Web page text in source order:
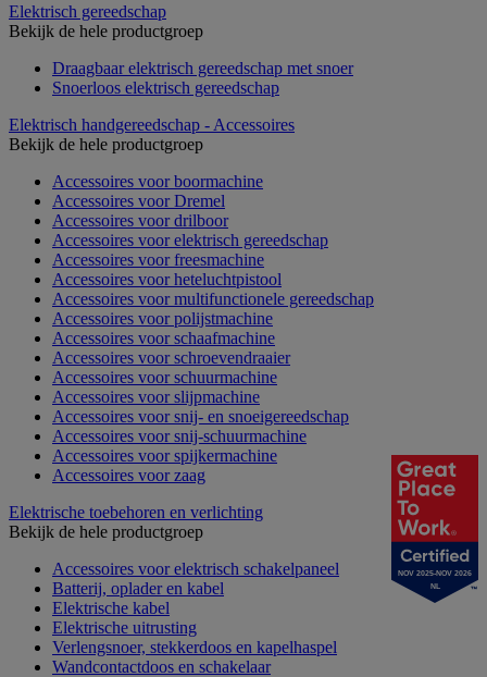
Elektrisch gereedschap
Bekijk de hele productgroep
Draagbaar elektrisch gereedschap met snoer
Snoerloos elektrisch gereedschap
Elektrisch handgereedschap - Accessoires
Bekijk de hele productgroep
Accessoires voor boormachine
Accessoires voor Dremel
Accessoires voor drilboor
Accessoires voor elektrisch gereedschap
Accessoires voor freesmachine
Accessoires voor heteluchtpistool
Accessoires voor multifunctionele gereedschap
Accessoires voor polijstmachine
Accessoires voor schaafmachine
Accessoires voor schroevendraaier
Accessoires voor schuurmachine
Accessoires voor slijpmachine
Accessoires voor snij- en snoeigereedschap
Accessoires voor snij-schuurmachine
Accessoires voor spijkermachine
Accessoires voor zaag
Elektrische toebehoren en verlichting
Bekijk de hele productgroep
Accessoires voor elektrisch schakelpaneel
Batterij, oplader en kabel
Elektrische kabel
Elektrische uitrusting
Verlengsnoer, stekkerdoos en kapelhaspel
Wandcontactdoos en schakelaar
NOV 2025-NOV 2026
NL